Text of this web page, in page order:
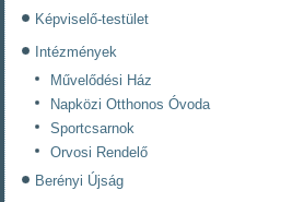
Képviselő-testület
Intézmények
Művelődési Ház
Napközi Otthonos Óvoda
Sportcsarnok
Orvosi Rendelő
Berényi Újság